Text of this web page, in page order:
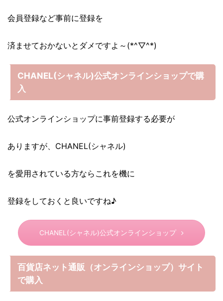
会員登録など事前に登録を
済ませておかないとダメですよ～(*^▽^*)
CHANEL(シャネル)公式オンラインショップで購
入
公式オンラインショップに事前登録する必要が
ありますが、CHANEL(シャネル)
を愛用されている方ならこれを機に
登録をしておくと良いですね♪
CHANEL(シャネル)公式オンラインショップ
百貨店ネット通販（オンラインショップ）サイト
で購入